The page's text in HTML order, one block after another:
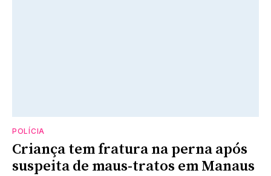
POLÍCIA
Criança tem fratura na perna após
suspeita de maus-tratos em Manaus